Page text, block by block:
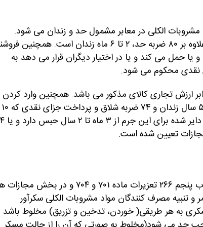
الکلی در معابر مشمول حد و زندان می شود.
مجازات اصلی که ۸۰ ضربه شلاق است اما مجازات شرب خمر علنی علاوه بر ۸۰ ضربه حد، ۲ تا ۶ ماه زندان است.
یا حمل می کند و یا در اختیار دیگران قرار می دهد به
نقدی یکی دیگر از موارد مجازات برای این افراد است که ۵ برابر ارزش تجاری کالای مذکور می باشد. همچنین وارد کردن
مشروبات الکلی به کشور حکم قاچاق را دارد و وارد کننده از ۶ ماه تا ۵ سال زندان و ۷۴ ضربه شلاق و پرداخت جزای نقدی که ۱۰
برابر ارزش تجاری کالا است
در مواد ۲۶۶ ،۲۶۵، ۲۶۴ قانون مجازات اسلامی بخش حدود و در کتاب پنجم ۲۶۶ تعزیرات ماده ۷۰۱ و ۷۰۴ و
مجازات شرب خمر و تنبیه مصرف کنندگان مواد مشروبات الکلی سکرآور
به هر طریقی( خوردن، تدخین و تزریق) مخلوط باشد